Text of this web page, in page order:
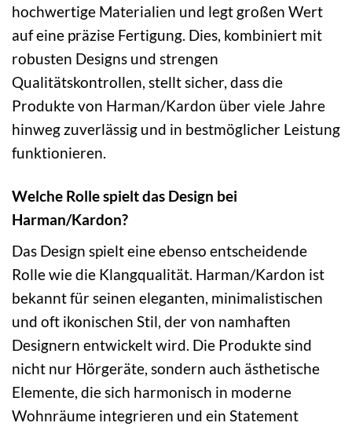
hochwertige Materialien und legt großen Wert
auf eine präzise Fertigung. Dies, kombiniert mit
robusten Designs und strengen
Qualitätskontrollen, stellt sicher, dass die
Produkte von Harman/Kardon über viele Jahre
hinweg zuverlässig und in bestmöglicher Leistung
funktionieren.
Welche Rolle spielt das Design bei
Harman/Kardon?
Das Design spielt eine ebenso entscheidende
Rolle wie die Klangqualität. Harman/Kardon ist
bekannt für seinen eleganten, minimalistischen
und oft ikonischen Stil, der von namhaften
Designern entwickelt wird. Die Produkte sind
nicht nur Hörgeräte, sondern auch ästhetische
Elemente, die sich harmonisch in moderne
Wohnräume integrieren und ein Statement